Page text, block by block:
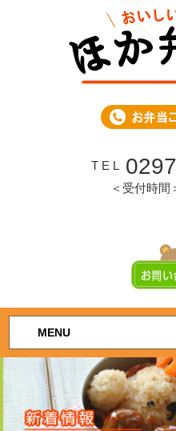
T E L
＜受付時間
MENU